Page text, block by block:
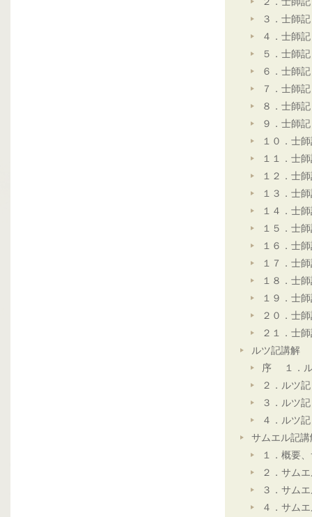
３．士師
４．士師
５．士師
６．士師
７．士師
８．士師
９．士師
１０．士
１１．士
１２．士
１３．士
１４．士
１５．士
１６．士
１７．士
１８．士
１９．士
２０．士
２１．士
ルツ記講解
序 １．ル
２．ルツ
３．ルツ
４．ルツ
サムエル記講
１．概要
２．サム
３．サム
４．サム